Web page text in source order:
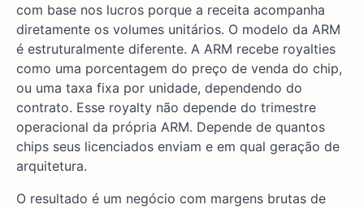
com base nos lucros porque a receita acompanha
diretamente os volumes unitários. O modelo da ARM
é estruturalmente diferente. A ARM recebe royalties
como uma porcentagem do preço de venda do chip,
ou uma taxa fixa por unidade, dependendo do
contrato. Esse royalty não depende do trimestre
operacional da própria ARM. Depende de quantos
chips seus licenciados enviam e em qual geração de
arquitetura.
O resultado é um negócio com margens brutas de